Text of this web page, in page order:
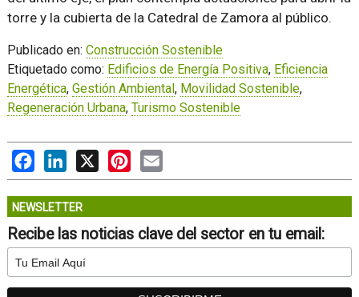
torre y la cubierta de la Catedral de Zamora al público.
Publicado en: Construcción Sostenible
Etiquetado como: Edificios de Energía Positiva, Eficiencia
Energética, Gestión Ambiental , Movilidad Sostenible,
Regeneración Urbana, Turismo Sostenible
FacebookLinkedIn Pinterest
NEWSLETTER
Recibe las noticias clave del sector en tu email: